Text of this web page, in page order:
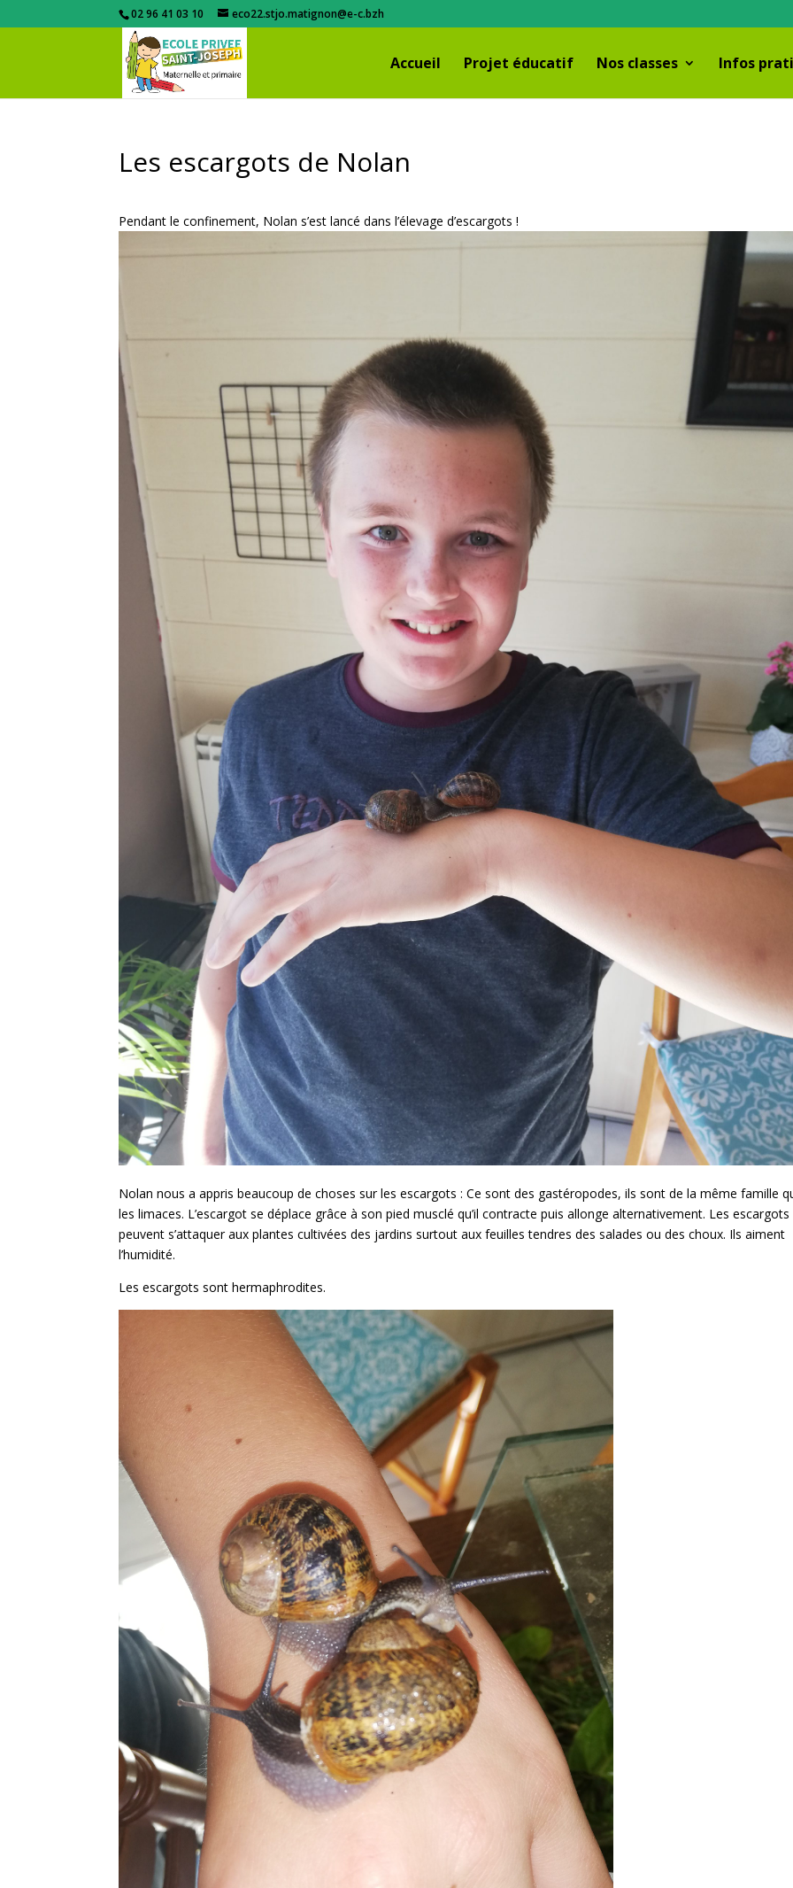
02 96 41 03 10 eco22.stjo.matignon@e-c.bzh
Accueil Projet éducatif Nos classes Infos
Les escargots de Nolan
Pendant le confinement, Nolan s’est lancé dans l’élevage d’escargots !
Nolan nous a appris beaucoup de choses sur les escargots : Ce sont des gastéropodes, ils sont de la même famille
les limaces. L’escargot se déplace grâce à son pied musclé qu’il contracte puis allonge alternativement. Les escargots
peuvent s’attaquer aux plantes cultivées des jardins surtout aux feuilles tendres des salades ou des choux. Ils aiment
l’humidité.
Les escargots sont hermaphrodites.